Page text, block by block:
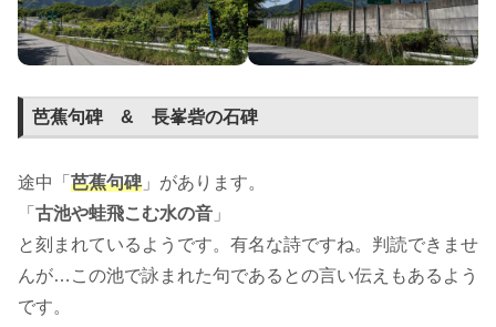
芭蕉句碑 & 長峯砦の石碑
途中「 芭蕉句碑」があります。
「 古池や蛙飛こむ水の音 」
と刻まれているようです。有名な詩ですね。判読できませ
んが…この池で詠まれた句であるとの言い伝えもあるよう
です。